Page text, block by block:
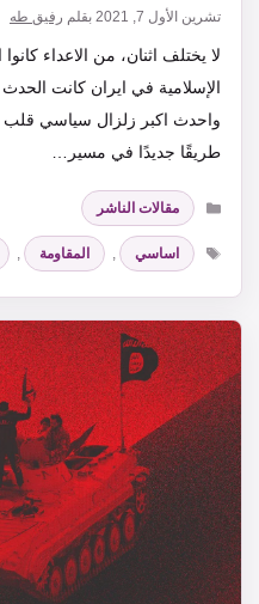
تشرين الأول 7, 2021 بقلم رفيق طه
لا يختلف اثنان، من الاعداء
الإسلامية في ايران كانت
واحدث اكبر زلزال سياسي قلب
طريقًا جديدًا في مسير…
التصنيفات
مقالات الناشر
الوسوم
اساسي , المقاومة ,